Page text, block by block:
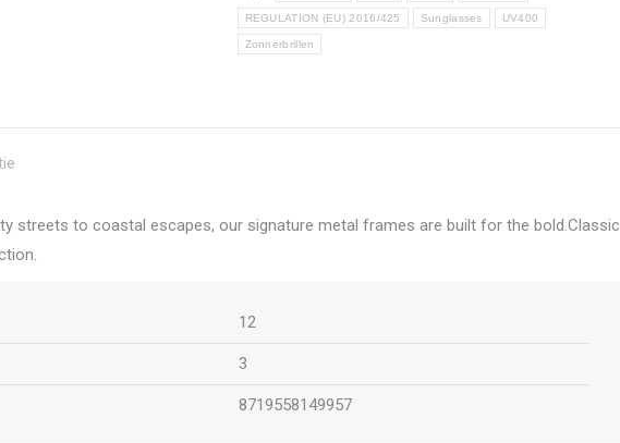
REGULATION (EU) 2016/425 Sunglasses UV400
Zonnerbrillen
streets to coastal escapes, our signature metal frames are built for the bold.Classic
12
3
8719558149957